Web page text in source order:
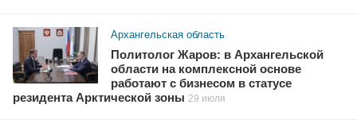
Архангельская область
Политолог Жаров: в Архангельской
области на комплексной основе
работают с бизнесом в статусе
резидента Арктической зоны 29 июля